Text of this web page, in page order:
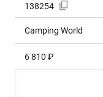
6 810 ₽
138254
Camping World